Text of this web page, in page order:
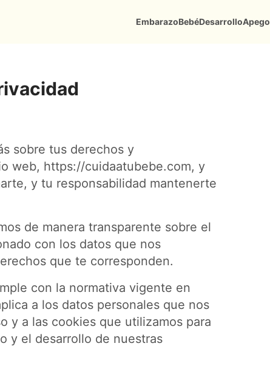
EmbarazoBebéDesarrolloApego
sobre tus derechos y
web, https://cuidaatubebe.com, y
y tu responsabilidad mantenerte
de manera transparente sobre el
con los datos que nos
que te corresponden.
con la normativa vigente en
a los datos personales que nos
y a las cookies que utilizamos para
y el desarrollo de nuestras